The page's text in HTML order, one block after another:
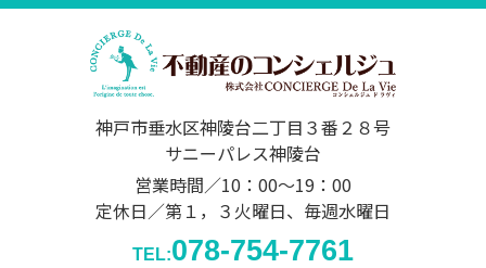
神戸市垂水区神陵台二丁目３番２８号
サニーパレス神陵台
営業時間／10：00～19：00
定休日／第１，３火曜日、毎週水曜日
TEL:078-754-7761